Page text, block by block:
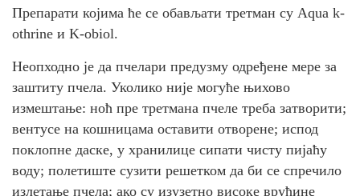
Препарати којима ће се обављати третман су Aqua k-
othrine и K-obiol.
Неопходно је да пчелари предузму одређене мере за
заштиту пчела. Уколико није могуће њихово
измештање: ноћ пре третмана пчеле треба затворити;
вентусе на кошницама оставити отворене; испод
поклопне даске, у хранилице сипати чисту пијаћу
воду; полетиште сузити решетком да би се спречило
излетање пчела; ако су изузетно високе врућине